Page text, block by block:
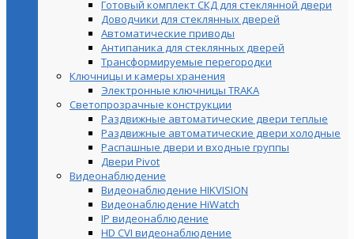
Готовый комплект СКД для стеклянной двери
Доводчики для стеклянных дверей
Автоматические приводы
Антипаника для стеклянных дверей
Трансформируемые перегородки
Ключницы и камеры хранения
Электронные ключницы TRAKA
Светопрозрачные конструкции
Раздвижные автоматические двери теплые
Раздвижные автоматические двери холодные
Распашные двери и входные группы
Двери Pivot
Видеонаблюдение
Видеонаблюдение HIKVISION
Видеонаблюдение HiWatch
IP видеонаблюдение
HD CVI видеонаблюдение